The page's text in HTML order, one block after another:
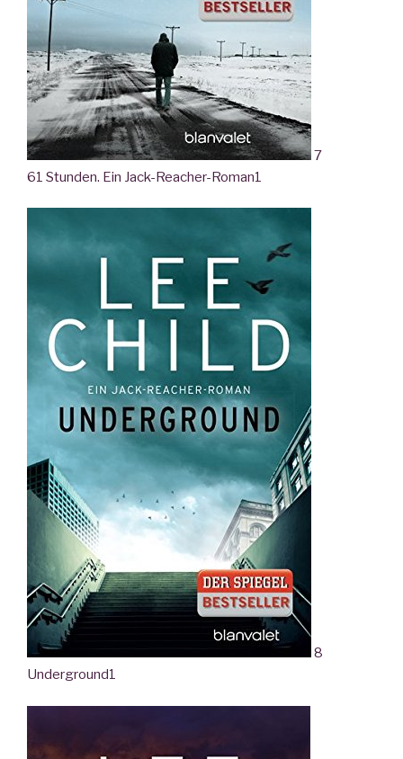
7
61 Stunden. Ein Jack-Reacher-Roman1
8
Underground1